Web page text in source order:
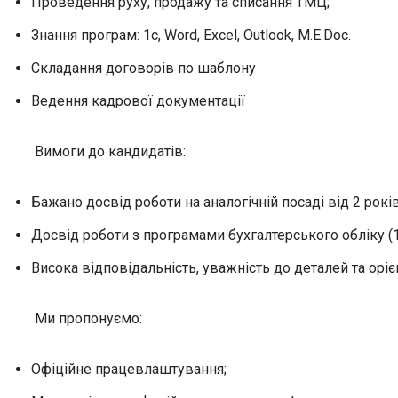
Знання програм: 1с, Word, Excel, Outlook, M.E.Doc.
Складання договорів по шаблону
Ведення кадрової документації
Вимоги до кандидатів:
Бажано досвід роботи на аналогічній посаді від 2
Досвід роботи з програмами бухгалтерського обліку
Висока відповідальність, уважність до деталей та
Ми пропонуємо:
Офіційне працевлаштування;